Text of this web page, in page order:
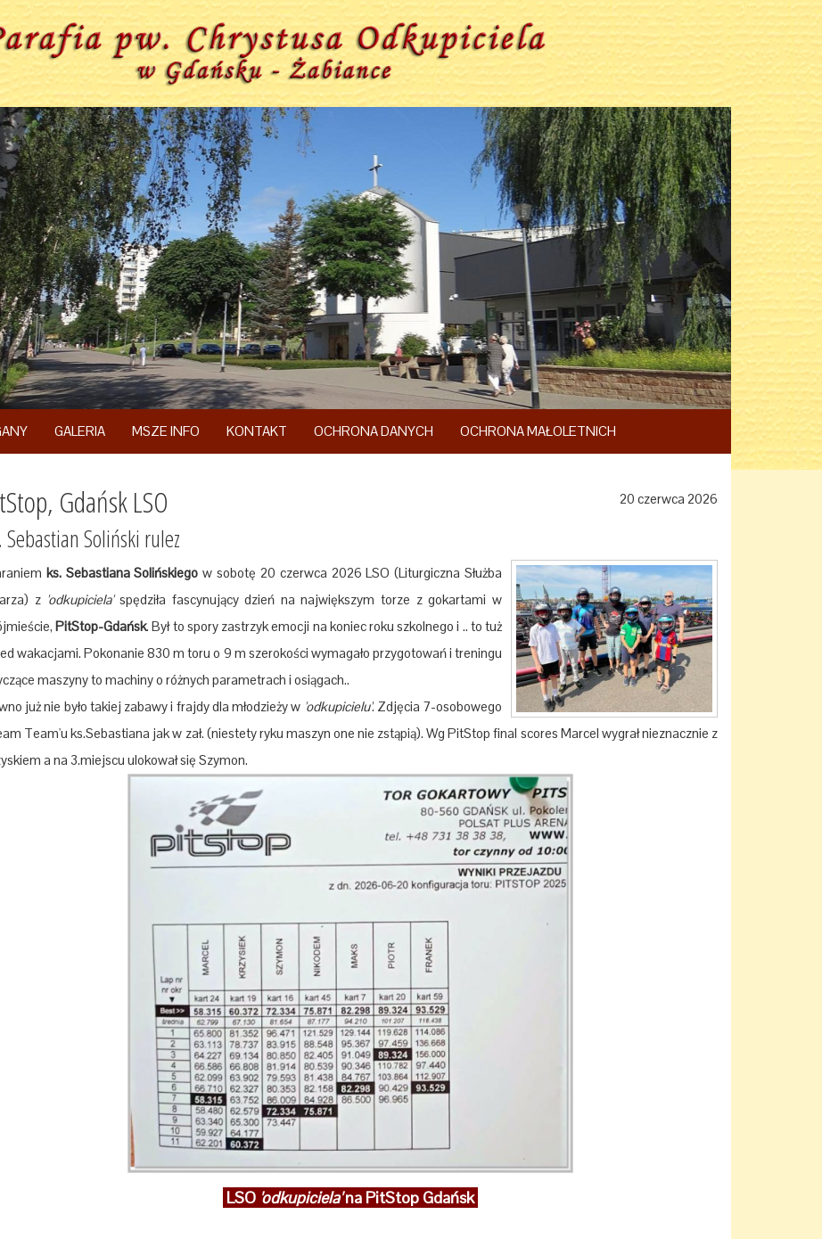
GALERIA MSZE INFO KONTAKT OCHRONA DANYCH OCHRONA MAŁOLETNICH
20 czerwca 2026
Gdańsk LSO
Sebastian Soliński rulez
ks. Sebastiana Solińskiego w sobotę 20 czerwca 2026 LSO (Liturgiczna Służba
z'odkupiciela'spędziła fascynujący dzień na największym torze z gokartami w
PitStop-Gdańsk. Był to spory zastrzyk emocji na koniec roku szkolnego i .. to tuż
wakacjami. Pokonanie 830 m toru o 9 m szerokości wymagało przygotowań i treningu
maszyny to machiny o różnych parametrach i osiągach..
już nie było takiej zabawy i frajdy dla młodzieży w 'odkupicielu'. Zdjęcia 7-osobowego
Team'u ks.Sebastiana jak w zał. (niestety ryku maszyn one nie zstąpią). Wg PitStop final scores Marcel wygrał nieznacznie z
a na 3.miejscu ulokował się Szymon.
LSO 'odkupiciela'na PitStop Gdańsk